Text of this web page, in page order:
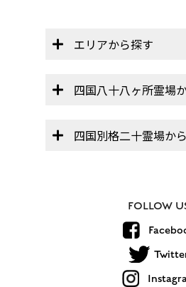
エリアから探す
四国八十八ヶ所霊場
四国別格二十霊場か
FOLLOW